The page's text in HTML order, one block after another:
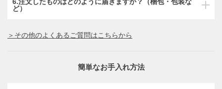
ど）
＞その他のよくあるご質問はこちらから
簡単なお手入れ方法